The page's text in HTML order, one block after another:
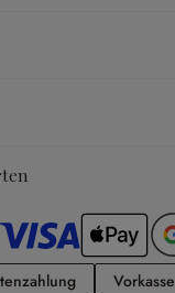
Ratenzahlung
Vorkasse